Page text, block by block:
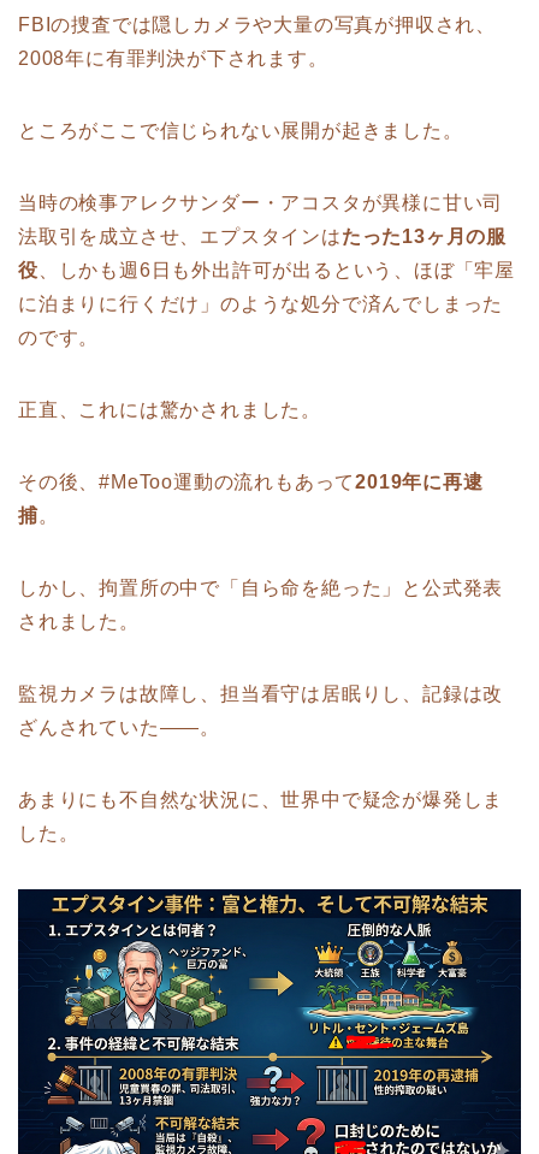
FBIの捜査では隠しカメラや大量の写真が押収され、
2008年に有罪判決が下されます。
ところがここで信じられない展開が起きました。
当時の検事アレクサンダー・アコスタが異様に甘い司
法取引を成立させ、エプスタインはたった13ヶ月の服
役、しかも週6日も外出許可が出るという、ほぼ「牢屋
に泊まりに行くだけ」のような処分で済んでしまった
のです。
正直、これには驚かされました。
その後、#MeToo運動の流れもあって2019年に再逮
捕。
しかし、拘置所の中で「自ら命を絶った」と公式発表
されました。
監視カメラは故障し、担当看守は居眠りし、記録は改
ざんされていた――。
あまりにも不自然な状況に、世界中で疑念が爆発しま
した。